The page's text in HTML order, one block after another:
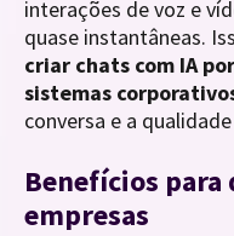
interações de voz e
quase instantâneas.
criar chats com IA
sistemas
conversa e a
Benefícios para
empresas